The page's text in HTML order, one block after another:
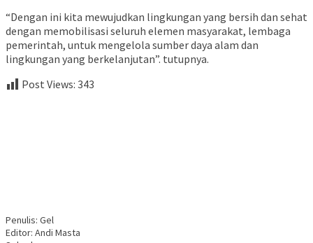
“Dengan ini kita mewujudkan lingkungan yang bersih dan sehat
dengan memobilisasi seluruh elemen masyarakat, lembaga
pemerintah, untuk mengelola sumber daya alam dan
lingkungan yang berkelanjutan”. tutupnya.
Post Views: 343
Penulis: Gel
Editor: Andi Masta